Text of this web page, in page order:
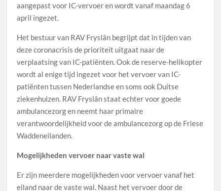
aangepast voor IC-​vervoer en wordt vanaf maandag 6
april ingezet.
Het bestuur van RAV Fryslân begrijpt dat in tijden van
deze coronacrisis de prioriteit uitgaat naar de
verplaatsing van IC-​patiënten. Ook de reserve-​helikopter
wordt al enige tijd ingezet voor het vervoer van IC-​
patiënten tussen Nederlandse en soms ook Duitse
ziekenhuizen. RAV Fryslân staat echter voor goede
ambulancezorg en neemt haar primaire
verantwoordelijkheid voor de ambulancezorg op de Friese
Waddeneilanden.
Mogelijkheden vervoer naar vaste wal
Er zijn meerdere mogelijkheden voor vervoer vanaf het
eiland naar de vaste wal. Naast het vervoer door de